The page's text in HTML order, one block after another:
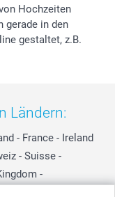
Hochzeiten
gerade in den
gestaltet, z.B.
Ländern:
- France - Ireland
- Suisse -
-